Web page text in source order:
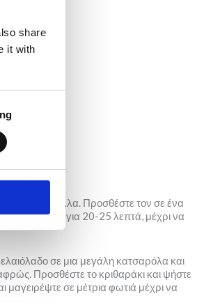
share
it with
τα φύλλα. Προσθέστε τον σε ένα
και ψήστε για 20-25 λεπτά, μέχρι να
σε μια μεγάλη κατσαρόλα και
Προσθέστε το κριθαράκι και ψήστε
μαγειρέψτε σε μέτρια φωτιά μέχρι να